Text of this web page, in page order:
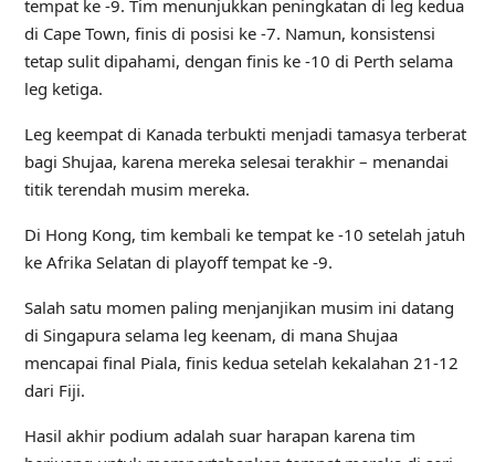
tempat ke -9. Tim menunjukkan peningkatan di leg kedua
di Cape Town, finis di posisi ke -7. Namun, konsistensi
tetap sulit dipahami, dengan finis ke -10 di Perth selama
leg ketiga.
Leg keempat di Kanada terbukti menjadi tamasya terberat
bagi Shujaa, karena mereka selesai terakhir – menandai
titik terendah musim mereka.
Di Hong Kong, tim kembali ke tempat ke -10 setelah jatuh
ke Afrika Selatan di playoff tempat ke -9.
Salah satu momen paling menjanjikan musim ini datang
di Singapura selama leg keenam, di mana Shujaa
mencapai final Piala, finis kedua setelah kekalahan 21-12
dari Fiji.
Hasil akhir podium adalah suar harapan karena tim